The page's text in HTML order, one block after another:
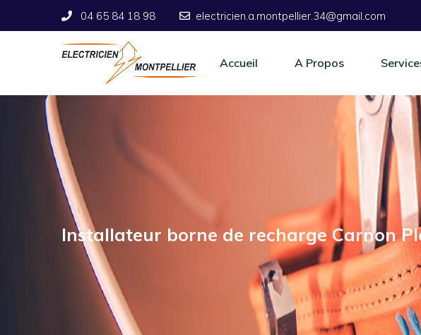
‎04 65 84 18 98 electricien.a.montpellier.34@gmail.com
Accueil A Propos
Installateur borne de recharge Carnon